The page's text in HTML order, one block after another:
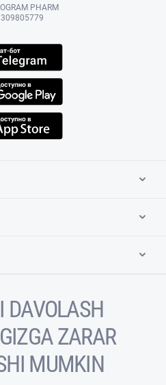
PHARM
309805779
DAVOLASH
ZARAR
MUMKIN